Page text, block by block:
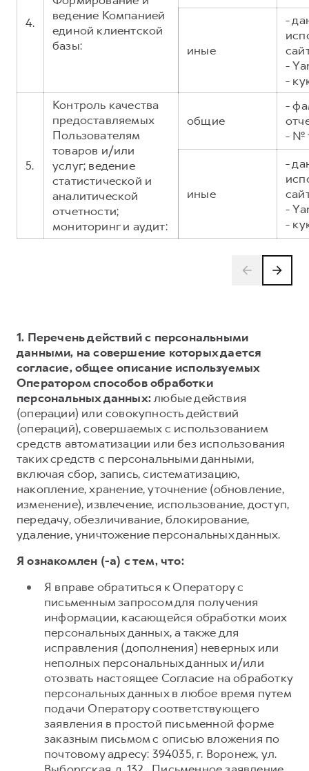
4.
ведение Компанией
единой клиентской
базы:
иные
-
-
-
5.
Контроль качества
предоставляемых
Пользователям
товаров и/или
услуг; ведение
статистической и
аналитической
отчетности;
мониторинг и аудит:
общие
-
- №
иные
-
-
-
1. Перечень действий с персональными
данными, на совершение которых дается
согласие, общее описание используемых
Оператором способов обработки
персональных данных:любые действия
(операции) или совокупность действий
(операций), совершаемых с использованием
средств автоматизации или без использования
таких средств с персональными данными,
включая сбор, запись, систематизацию,
накопление, хранение, уточнение (обновление,
изменение), извлечение, использование, доступ,
передачу, обезличивание, блокирование,
удаление, уничтожение персональных данных.
Я ознакомлен (-а) с тем, что:
Я вправе обратиться к Оператору с
письменным запросом для получения
информации, касающейся обработки моих
персональных данных, а также для
исправления (дополнения) неверных или
неполных персональных данных и/или
отозвать настоящее Согласие на обработку
персональных данных в любое время путем
подачи Оператору соответствующего
заявления в простой письменной форме
заказным письмом с описью вложения по
почтовому адресу: 394035, г. Воронеж, ул.